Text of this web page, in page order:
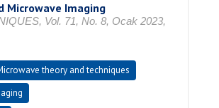
Microwave Imaging
Vol. 71, No. 8, Ocak 2023,
theory and techniques